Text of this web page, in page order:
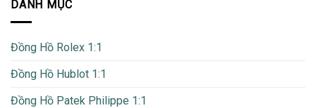
DANH MỤC
Đồng Hồ Rolex 1:1
Đồng Hồ Hublot 1:1
Đồng Hồ Patek Philippe 1:1